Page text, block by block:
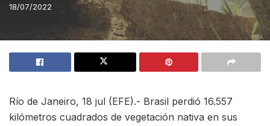
18/07/2022
Río de Janeiro, 18 jul (EFE).- Brasil perdió 16.557
kilómetros cuadrados de vegetación nativa en sus